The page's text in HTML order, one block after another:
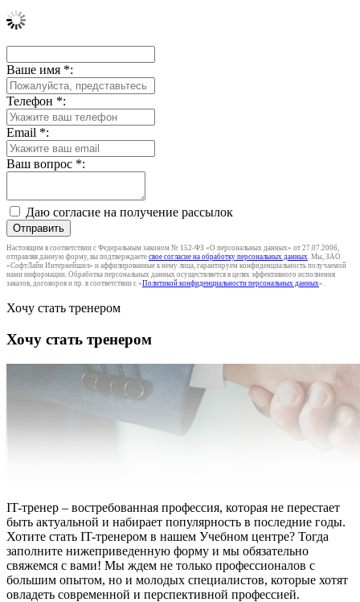
Ваше имя *:
Телефон *:
Email *:
Ваш вопрос *:
Даю согласие на получение рассылок
Отправить
Настоящим в соответствии с Федеральным законом № 152-ФЗ «О персональных данных» от 27.07.2006,
отправляя данную форму, вы подтверждаете свое согласие на обработку персональных данных. Мы, ЗАО
«СофтЛайн Интернейшнл» и аффилированные к нему лица, гарантируем конфиденциальность получаемой
нами информации. Обработка персональных данных осуществляется в целях эффективного исполнения
заказов, договоров и пр. в соответствии с «Политикой конфиденциальности персональных данных».
Хочу стать тренером
Хочу стать тренером
IT-тренер – востребованная профессия, которая не перестает
быть актуальной и набирает популярность в последние годы.
Хотите стать IT-тренером в нашем Учебном центре? Тогда
заполните нижеприведенную форму и мы обязательно
свяжемся с вами! Мы ждем не только профессионалов с
большим опытом, но и молодых специалистов, которые хотят
овладеть современной и перспективной профессией.